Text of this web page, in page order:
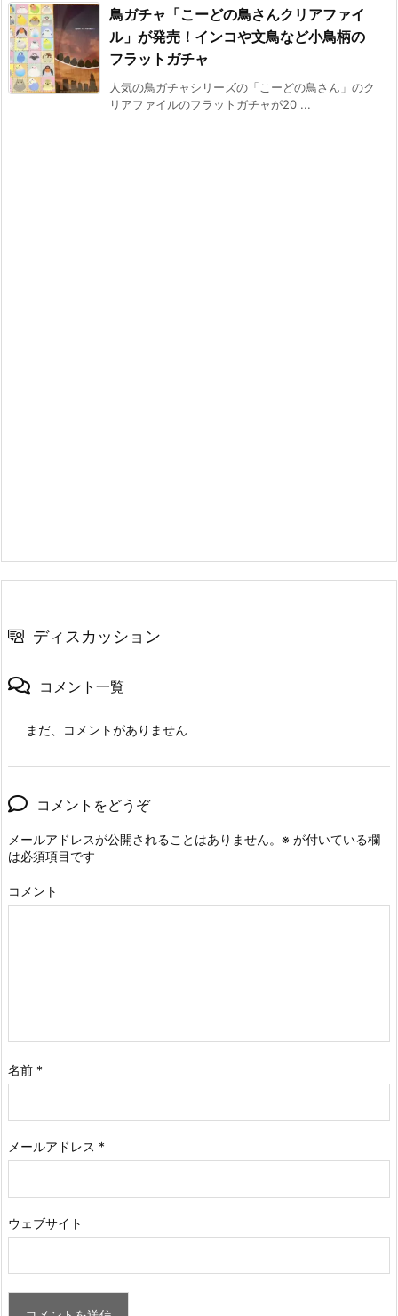
鳥ガチャ「こーどの鳥さんクリアファイ
ル」が発売！インコや文鳥など小鳥柄の
フラットガチャ
人気の鳥ガチャシリーズの「こーどの鳥さん」のク
リアファイルのフラットガチャが20 ...
ディスカッション
コメント一覧
まだ、コメントがありません
コメントをどうぞ
メールアドレスが公開されることはありません。 ※ が付いている欄
は必須項目です
コメント
名前 *
メールアドレス *
ウェブサイト